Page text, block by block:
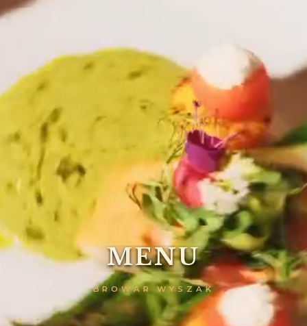
MENU
BROWAR WYSZAK